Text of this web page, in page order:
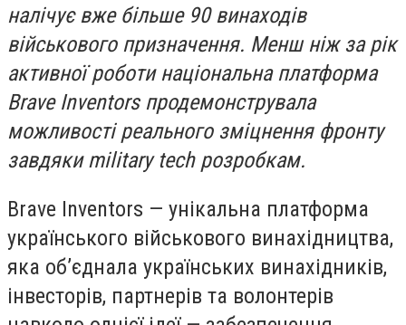
налічує вже більше 90 винаходів
військового призначення. Менш ніж за рік
активної роботи національна платформа
Brave Inventors продемонструвала
можливості реального зміцнення фронту
завдяки military tech розробкам.
Brave Inventors — унікальна платформа
українського військового винахідництва,
яка об’єднала українських винахідників,
інвесторів, партнерів та волонтерів